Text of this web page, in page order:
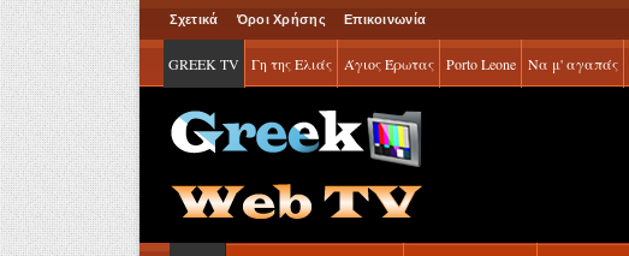
Σχετικά Όροι Χρήσης Επικοινωνία
GREEK TV Γη της Ελιάς Άγιος Έρωτας Porto Leone Να μ' αγαπάς